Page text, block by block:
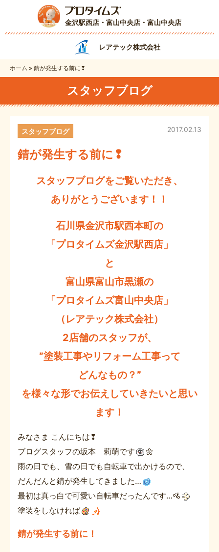
金沢駅西店・富山中央店 ・富山中央店
レアテック株式会社
ホーム » 錆が発生する前に❢
スタッフブログ
錆が発生する前に❢
2017.02.13
スタッフブログ
スタッフブログをご覧いただき、
ありがとうございます！！
石川県金沢市駅西本町の
「プロタイムズ金沢駅西店」
と
富山県富山市黒瀬の
「プロタイムズ富山中央店」
（レアテック株式会社）
2店舗のスタッフが、
”塗装工事やリフォーム工事って
どんなもの？”
を様々な形でお伝えしていきたいと思い
ます！
みなさま こんにちは❢
ブログスタッフの坂本 莉萌です
🌼
雨の日でも、雪の日でも自転車で出かけるので、
だんだんと錆が発生してきました…
最初は真っ白で可愛い自転車だったんです…🚵
塗装をしなければ
錆が発生する前に！